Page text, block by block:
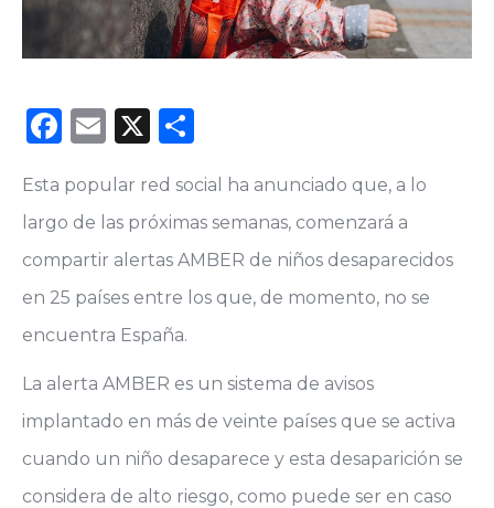
Facebook
Email
X
Esta popular red social ha anunciado que, a lo
largo de las próximas semanas, comenzará a
compartir alertas AMBER de niños desaparecidos
en 25 países entre los que, de momento, no se
encuentra España.
La alerta AMBER es un sistema de avisos
implantado en más de veinte países que se activa
cuando un niño desaparece y esta desaparición se
considera de alto riesgo, como puede ser en caso